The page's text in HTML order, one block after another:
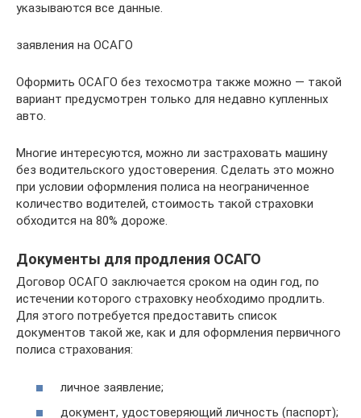
указываются все данные.
заявления на ОСАГО
Оформить ОСАГО без техосмотра также можно — такой
вариант предусмотрен только для недавно купленных
авто.
Многие интересуются, можно ли застраховать машину
без водительского удостоверения. Сделать это можно
при условии оформления полиса на неограниченное
количество водителей, стоимость такой страховки
обходится на 80% дороже.
Документы для продления ОСАГО
Договор ОСАГО заключается сроком на один год, по
истечении которого страховку необходимо продлить.
Для этого потребуется предоставить список
документов такой же, как и для оформления первичного
полиса страхования:
личное заявление;
документ, удостоверяющий личность (паспорт);